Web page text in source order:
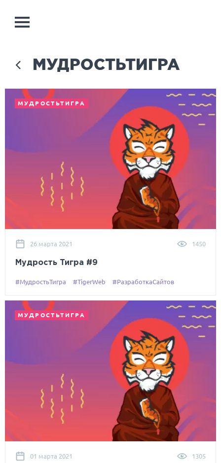
МУДРОСТЬТИГРА
МУДРОСТЬТИГРА
26 марта 2021 1450
Мудрость Тигра #9
#МудростьТигра #TigerWeb #РазработкаСайтов
МУДРОСТЬТИГРА
01 марта 2021 1305